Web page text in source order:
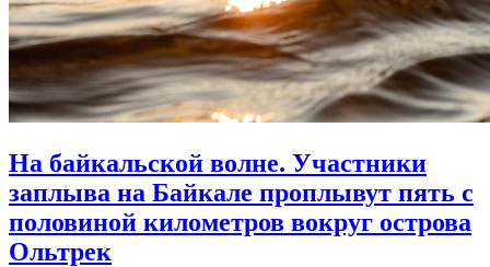
На байкальской волне. Участники
заплыва на Байкале проплывут пять с
половиной километров вокруг острова
Ольтрек